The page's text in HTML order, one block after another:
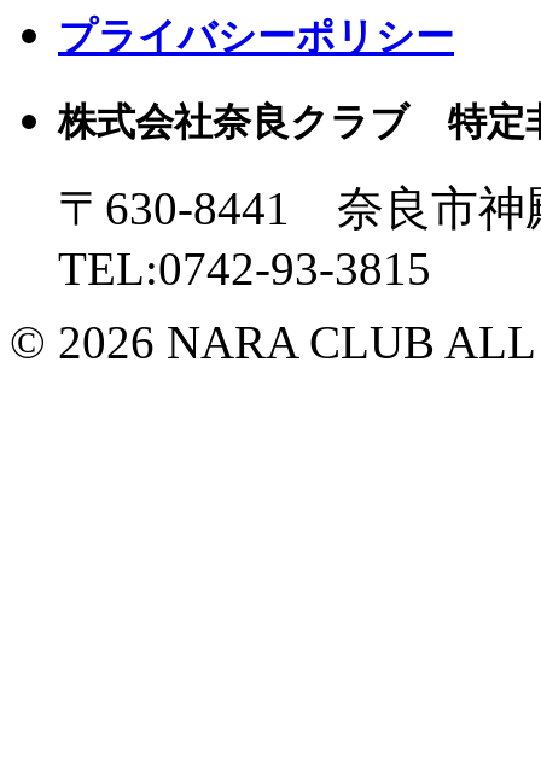
プライバシーポリシー
株式会社奈良クラブ 特定
〒630-8441 奈良市
TEL:0742-93-3815
© 2026 NARA CLUB ALL